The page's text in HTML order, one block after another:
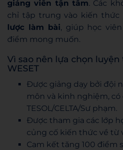
giảng viên tận tâm. Các
chỉ tập trung vào kiến thức
lược làm bài, giúp học
điểm mong muốn.
Vì sao nên lựa chọn luyện
WESET
Được giảng dạy bởi đội
môn và kinh nghiệm, có
TESOL/CELTA/Sư phạm.
Được tham gia các lớp
củng cố kiến thức về từ
Cam kết tăng 100 điểm